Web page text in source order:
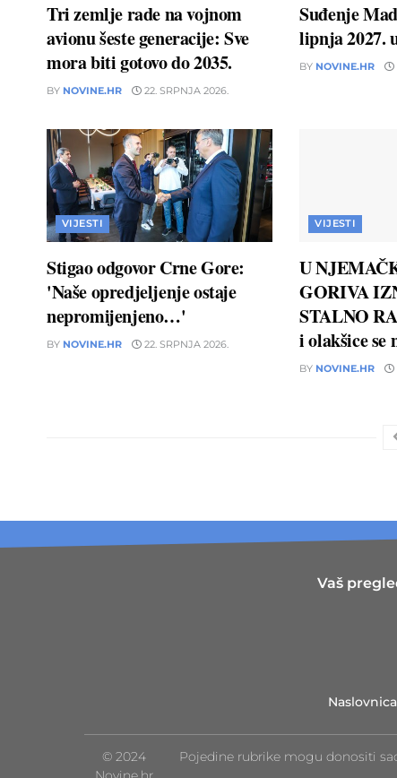
Tri zemlje rade na vojnom
avionu šeste generacije: Sve
mora biti gotovo do 2035.
BY NOVINE.HR 22. SRPNJA 2026.
Suđenje
lipnja 2027.
BY NOVINE.HR
VIJESTI
Stigao odgovor Crne Gore:
'Naše opredjeljenje ostaje
nepromijenjeno…'
BY NOVINE.HR 22. SRPNJA 2026.
VIJESTI
U
GORIVA
STALNO
i olakšice se
BY NOVINE.HR
Vaš
Naslovnica
© 2024
Pojedine rubrike mogu donositi